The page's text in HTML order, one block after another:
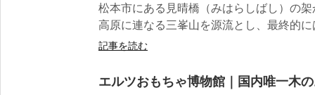
松本市にある見晴橋（みはらしばし）の
高原に連なる三峯山を源流とし、最終的
記事を読む
エルツおもちゃ博物館｜国内唯一木